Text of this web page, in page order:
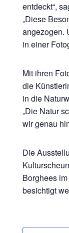
entdeckt“,
„Diese
angezogen.
in einer
Mit ihren
die
in die
„Die Natur
wir genau
Die
Borghees
besichtigt